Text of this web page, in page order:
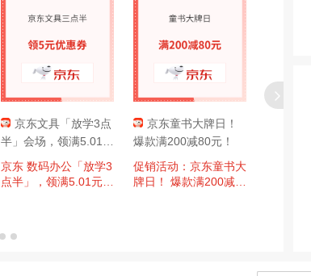
京东文具「放学3点
半」会场，领满5.01元
减5元优惠券
京东 数码办公「放学3
点半」，领满5.01元减
京东童书大牌日！
爆款满200减80元！
促销活动：京东童书大
牌日！ 爆款满200减8
码！ 爆
促销活
牌日加